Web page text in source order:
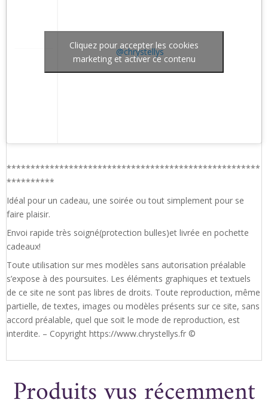
@chrystellys
Cliquez pour accepter les cookies
marketing et activer ce contenu
*****************************************************
**********
Idéal pour un cadeau, une soirée ou tout simplement pour se
faire plaisir.
Envoi rapide très soigné(protection bulles)et livrée en pochette
cadeaux!
Toute utilisation sur mes modèles sans autorisation préalable
s’expose à des poursuites. Les éléments graphiques et textuels
de ce site ne sont pas libres de droits. Toute reproduction, même
partielle, de textes, images ou modèles présents sur ce site, sans
accord préalable, quel que soit le mode de reproduction, est
interdite. – Copyright https://www.chrystellys.fr ©
Produits vus récemment